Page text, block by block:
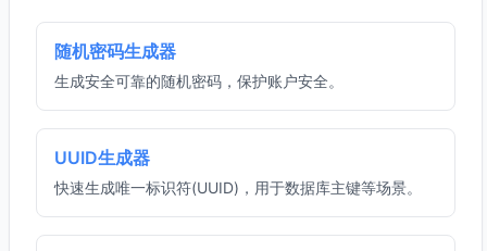
随机密码生成器
生成安全可靠的随机密码，保护账户安全。
UUID生成器
快速生成唯一标识符(UUID)，用于数据库主键等场景。